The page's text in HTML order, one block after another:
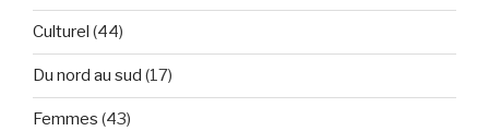
Culturel (44)
Du nord au sud (17)
Femmes (43)